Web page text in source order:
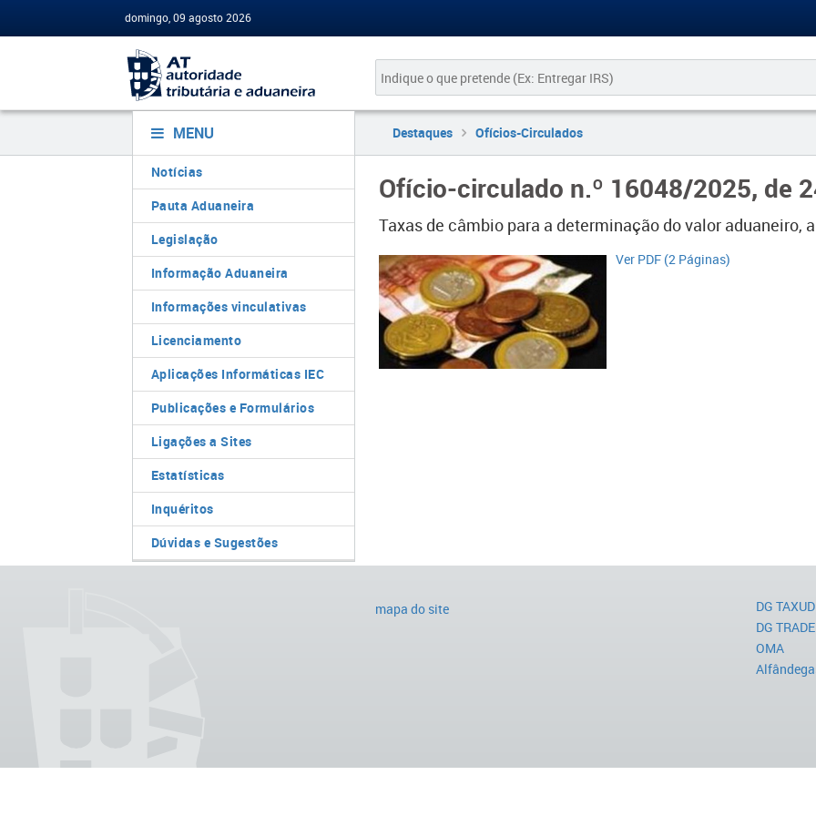
domingo, 09 agosto 2026
MENU
Notícias
Pauta Aduaneira
Legislação
Informação Aduaneira
Informações vinculativas
Licenciamento
Aplicações Informáticas IEC
Publicações e Formulários
Ligações a Sites
Estatísticas
Inquéritos
Dúvidas e Sugestões
Destaques Ofícios-Circulados
Ofício-circulado n.º 16048/2025, de
Taxas de câmbio para a determinação do valor aduaneiro,
​​Ver PDF (2 Páginas)​​​
mapa do site
DG TAXUD
DG TRADE
OMA